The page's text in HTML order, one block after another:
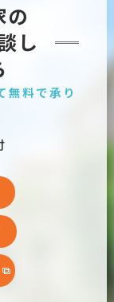
無料で承り
の
し